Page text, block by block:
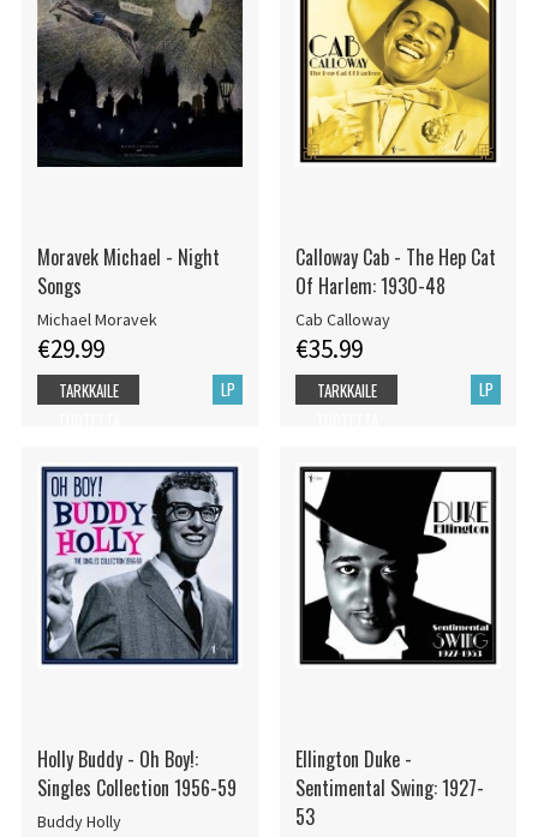
Moravek Michael - Night
Songs
Michael Moravek
€29.99
LP
TARKKAILE
Calloway Cab - The Hep Cat
Of Harlem: 1930-48
Cab Calloway
€35.99
LP
TARKKAILE
Holly Buddy - Oh Boy!:
Singles Collection 1956-59
Buddy Holly
Ellington Duke -
Sentimental Swing: 1927-
53